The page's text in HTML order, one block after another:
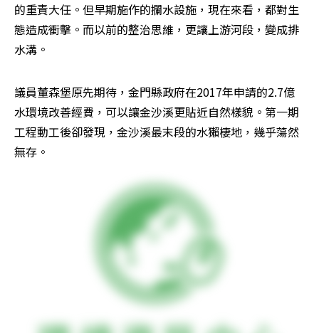
的重責大任。但早期施作的攔水設施，現在來看，都對生
態造成衝擊。而以前的整治思維，更讓上游河段，變成排
水溝。
議員董森堡原先期待，金門縣政府在2017年申請的2.7億
水環境改善經費，可以讓金沙溪更貼近自然樣貌。第一期
工程動工後卻發現，金沙溪最末段的水獺棲地，幾乎蕩然
無存。